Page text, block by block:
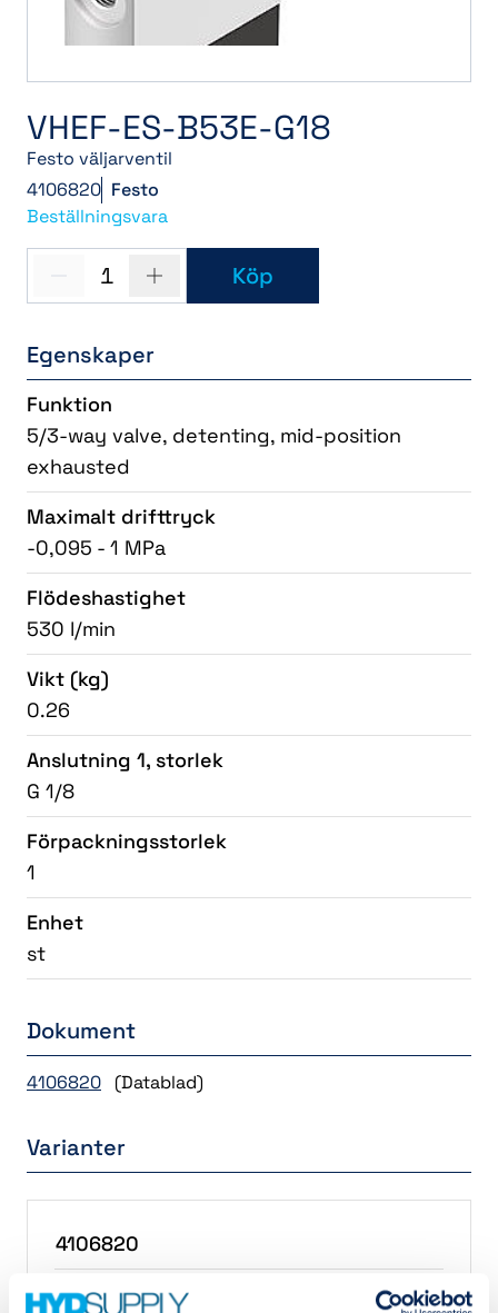
VHEF-ES-B53E-G18
Festo väljarventil
4106820 Festo
Beställningsvara
1 Köp
Egenskaper
Funktion
5/3-way valve, detenting, mid-position
exhausted
Maximalt drifttryck
-0,095 - 1 MPa
Flödeshastighet
530 l/min
Vikt (kg)
0.26
Anslutning 1, storlek
G 1/8
Förpackningsstorlek
1
Enhet
st
Dokument
4106820 (Datablad)
Varianter
4106820
VHEF-ES-B53E-G18